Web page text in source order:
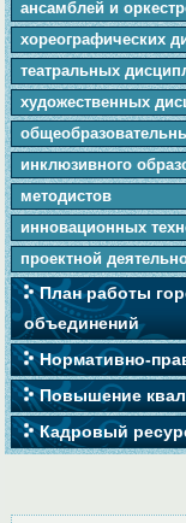
ансамблей и
хореографических
театральных
художественных
инклюзивного
методистов
инновационных
проектной
План работы
объединений
Нормативно-
Повышение
Кадровый